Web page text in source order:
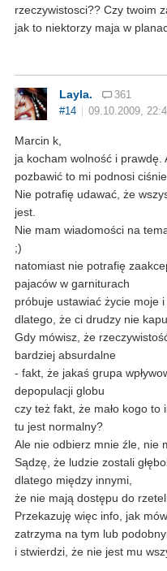
rzeczywistosci?? Czy twoim
jak to niektorzy maja w
Layla.
361
#14
09.10.2009,
Marcin k,
ja kocham wolność i prawdę.
pozbawić to mi podnosi
Nie potrafię udawać, że
jest.
Nie mam wiadomości na
;)
natomiast nie potrafię
pajaców w garniturach
próbuje ustawiać życie moje
dlatego, że ci drudzy nie
Gdy mówisz, że
bardziej absurdalne
- fakt, że jakaś grupa
depopulacji globu
czy też fakt, że mało kogo
tu jest normalny?
Ale nie odbierz mnie źle, nie
Sądzę, że ludzie zostali
dlatego między innymi,
że nie mają dostępu do
Przekazuję więc info, jak
zatrzyma na tym lub
i stwierdzi, że nie jest mu